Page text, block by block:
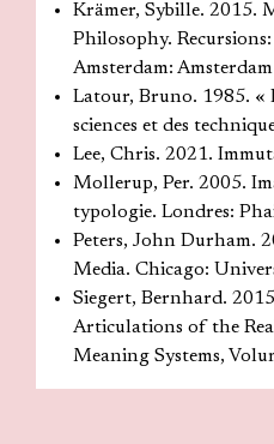
Krämer, Sybille. 2015.
Philosophy.
Amsterdam:
Latour, Bruno. 1985. «
sciences et des
Lee, Chris. 2021.
Mollerup, Per. 2005.
typologie. Londres:
Peters, John Durham.
Media. Chicago:
Siegert, Bernhard.
Articulations of the
Meaning Systems,